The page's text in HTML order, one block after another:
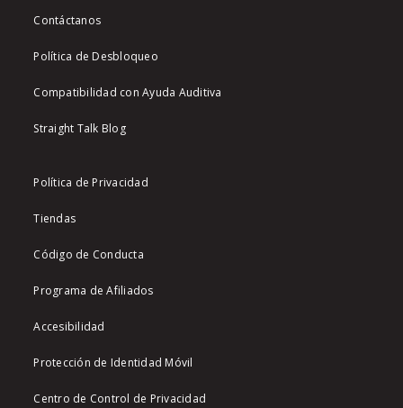
Contáctanos
Política de Desbloqueo
Compatibilidad con Ayuda Auditiva
Straight Talk Blog
Política de Privacidad
Tiendas
Código de Conducta
Programa de Afiliados
Accesibilidad
Protección de Identidad Móvil
Centro de Control de Privacidad